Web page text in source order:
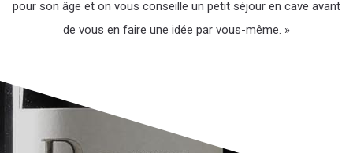
pour son âge et on vous conseille un petit séjour en cave avant
de vous en faire une idée par vous-même. »